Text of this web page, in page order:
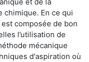
chimique. En ce qui
composée de bon
l’utilisation de
mécanique
d'aspiration où